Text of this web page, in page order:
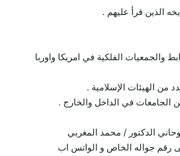
الذين قرأ عليهم .
والجمعيات الفلكية في امريكا واوربا
من الهيئات الإسلامية .
الجامعات في الداخل والخارج .
الدكتور / محمد المغربي
رقم جواله الخاص و الواتس اب